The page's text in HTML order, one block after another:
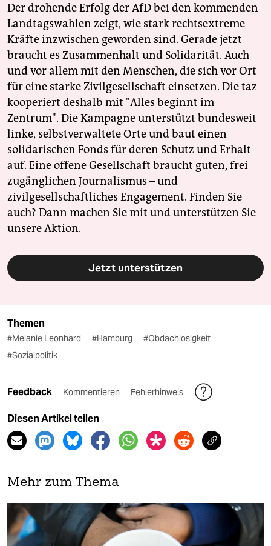
Der drohende Erfolg der AfD bei den kommenden
Landtagswahlen zeigt, wie stark rechtsextreme
Kräfte inzwischen geworden sind. Gerade jetzt
braucht es Zusammenhalt und Solidarität. Auch
und vor allem mit den Menschen, die sich vor Ort
für eine starke Zivilgesellschaft einsetzen. Die taz
kooperiert deshalb mit "Alles beginnt im
Zentrum". Die Kampagne unterstützt bundesweit
linke, selbstverwaltete Orte und baut einen
solidarischen Fonds für deren Schutz und Erhalt
auf. Eine offene Gesellschaft braucht guten, frei
zugänglichen Journalismus – und
zivilgesellschaftliches Engagement. Finden Sie
auch? Dann machen Sie mit und unterstützen Sie
unsere Aktion.
Jetzt unterstützen
Themen
#Melanie Leonhard #Hamburg
#Obdachlosigkeit
#Sozialpolitik
Feedback Kommentieren Fehlerhinweis
Diesen Artikel teilen
Mehr zum Thema